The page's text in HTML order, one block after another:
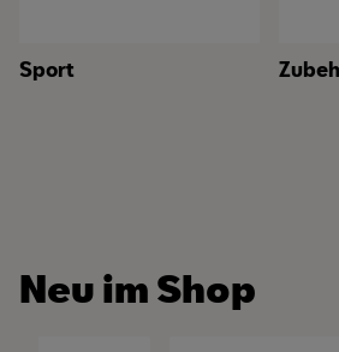
Sport
Neu im Shop